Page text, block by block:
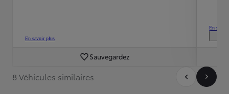
En savoir plus
Sauvegardez
En
8 Véhicules similaires